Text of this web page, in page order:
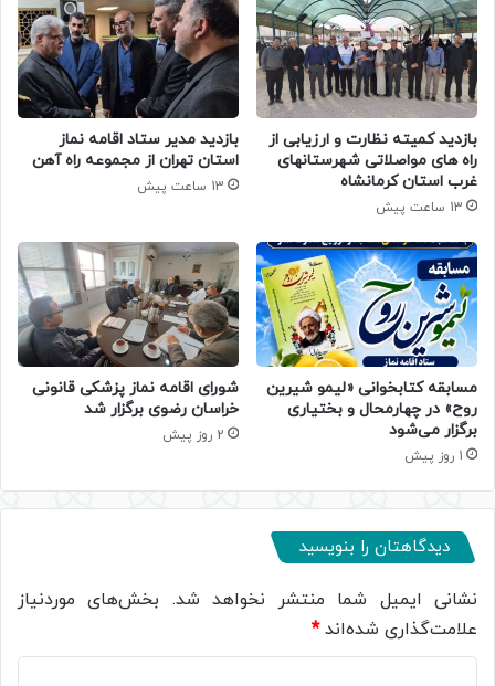
بازدید کمیته نظارت و ارزیابی از
راه های مواصلاتی شهرستانهای
غرب استان کرمانشاه
13 ساعت پیش
بازدید مدیر ستاد اقامه نماز
استان تهران از مجموعه راه آهن
13 ساعت پیش
مسابقه کتابخوانی «لیمو شیرین
روح» در چهارمحال و بختیاری
برگزار می‌شود
1 روز پیش
شورای اقامه نماز پزشکی قانونی
خراسان رضوی برگزار شد
2 روز پیش
دیدگاهتان را بنویسید
نشانی ایمیل شما منتشر نخواهد شد. بخش‌های موردنیاز
علامت‌گذاری شده‌اند*